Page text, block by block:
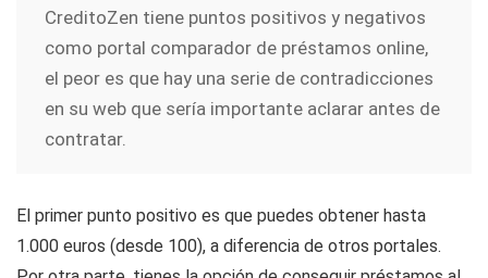
CreditoZen tiene puntos positivos y negativos
como portal comparador de préstamos online,
el peor es que hay una serie de contradicciones
en su web que sería importante aclarar antes de
contratar.
El primer punto positivo es que puedes obtener hasta
1.000 euros (desde 100), a diferencia de otros portales.